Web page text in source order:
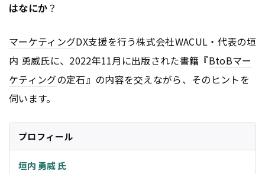
はなにか？
マーケティングDX支援を行う株式会社WACUL・代表の垣
内 勇威氏に、2022年11月に出版された書籍『BtoBマー
ケティングの定石』の内容を交えながら、そのヒントを
伺います。
プロフィール
垣内 勇威 氏